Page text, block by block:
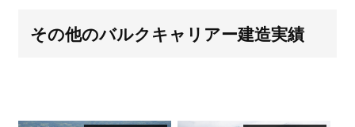
その他のバルクキャリアー建造実績